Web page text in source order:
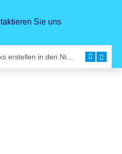
Sie uns